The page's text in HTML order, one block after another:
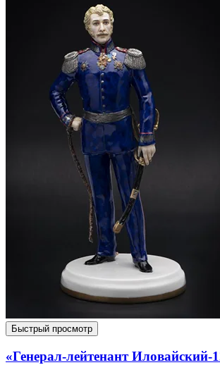
Быстрый просмотр
«Генерал-лейтенант Иловайский-